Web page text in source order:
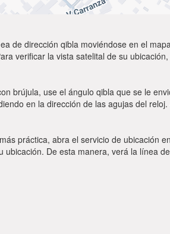
de dirección qibla moviéndose en el
verificar la vista satelital de su
brújula, use el ángulo qibla que se le
en la dirección de las agujas del
práctica, abra el servicio de ubicación
De esta manera, verá la línea